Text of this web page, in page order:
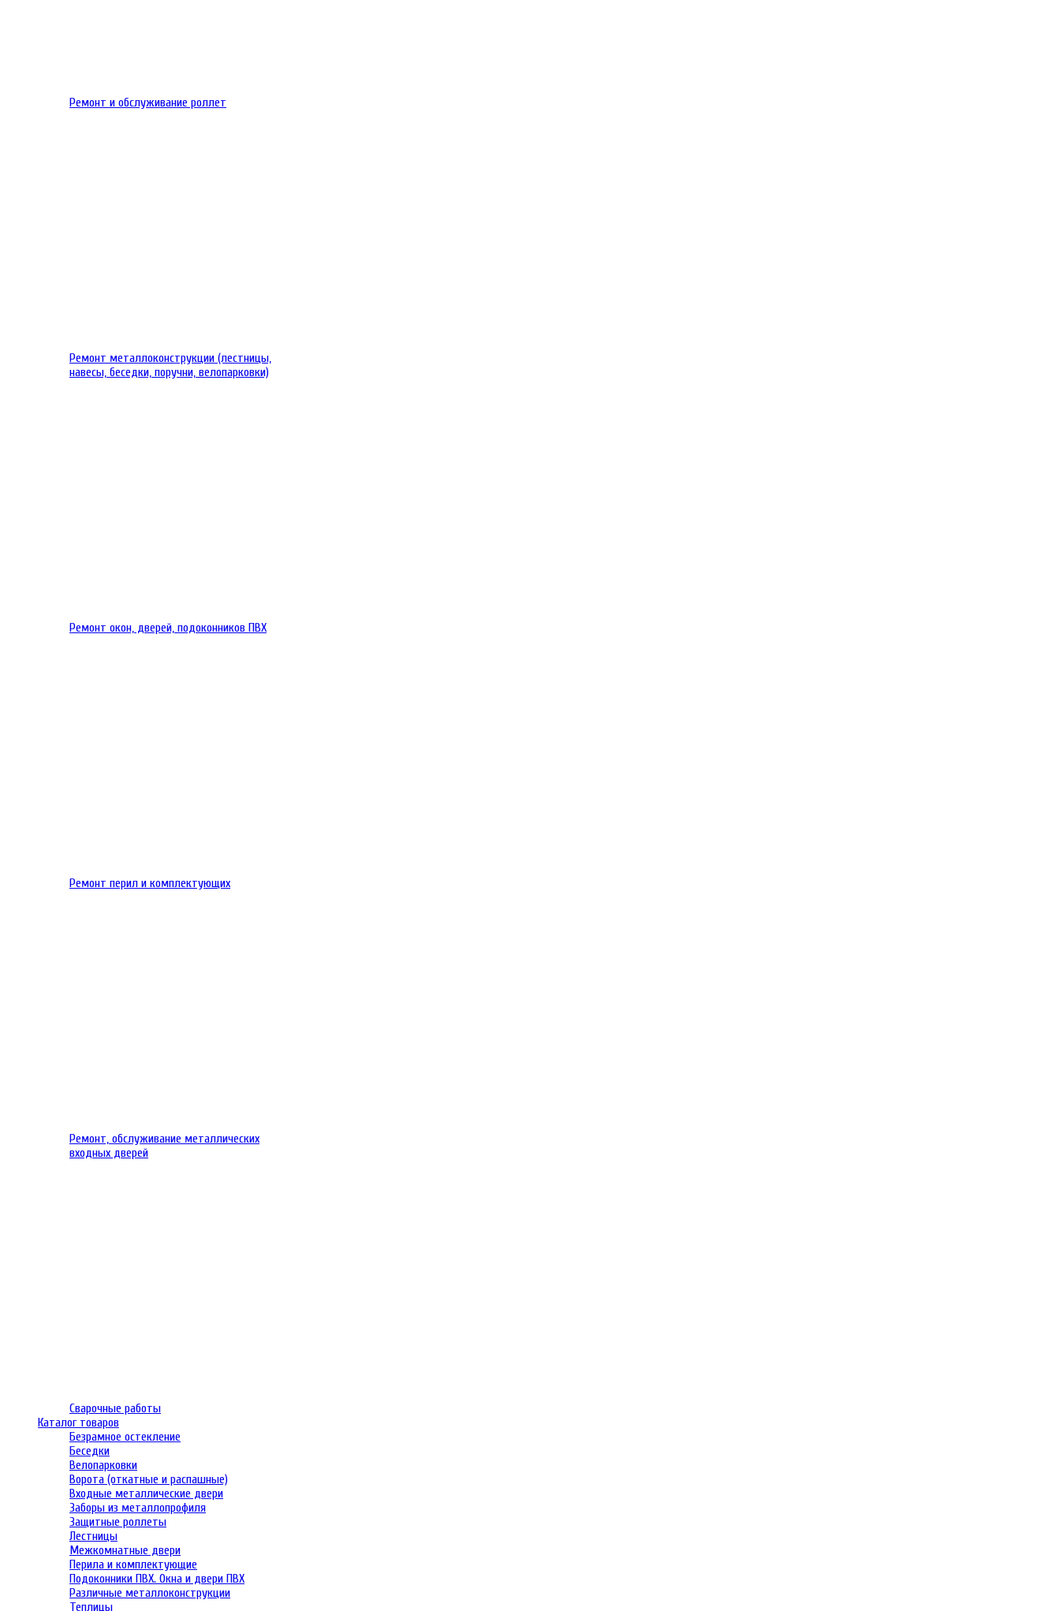
Ремонт и обслуживание роллет
Ремонт металлоконструкции (лестницы,
навесы, беседки, поручни, велопарковки)
Ремонт окон, дверей, подоконников ПВХ
Ремонт перил и комплектующих
Ремонт, обслуживание металлических
входных дверей
Сварочные работы
Каталог товаров
Безрамное остекление
Беседки
Велопарковки
Ворота (откатные и распашные)
Входные металлические двери
Заборы из металлопрофиля
Защитные роллеты
Лестницы
Межкомнатные двери
Перила и комплектующие
Подоконники ПВХ. Окна и двери ПВХ
Различные металлоконструкции
Теплицы